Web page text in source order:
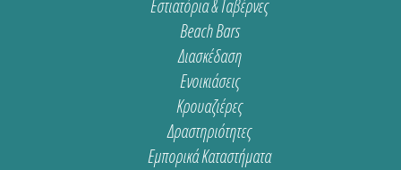
Εστιατόρια & Ταβέρνες
Beach Bars
Διασκέδαση
Ενοικιάσεις
Κρουαζιέρες
Δραστηριότητες
Εμπορικά Καταστήματα